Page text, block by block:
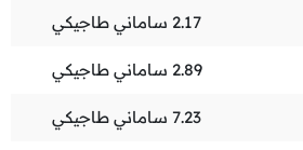
2.17 ساماني طاجيكي
2.89 ساماني طاجيكي
7.23 ساماني طاجيكي